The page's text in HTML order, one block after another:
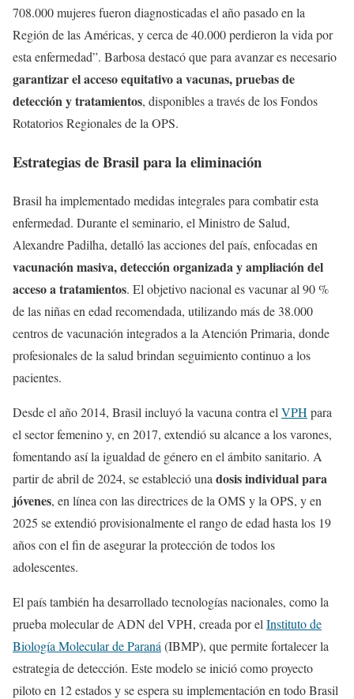
708.000 mujeres fueron diagnosticadas el año pasado en la
Región de las Américas, y cerca de 40.000 perdieron la vida por
esta enfermedad”. Barbosa destacó que para avanzar es necesario
garantizar el acceso equitativo a vacunas, pruebas de
detección y tratamientos, disponibles a través de los Fondos
Rotatorios Regionales de la OPS.
Estrategias de Brasil para la eliminación
Brasil ha implementado medidas integrales para combatir esta
enfermedad. Durante el seminario, el Ministro de Salud,
Alexandre Padilha, detalló las acciones del país, enfocadas en
vacunación masiva, detección organizada y ampliación del
acceso a tratamientos. El objetivo nacional es vacunar al 90 %
de las niñas en edad recomendada, utilizando más de 38.000
centros de vacunación integrados a la Atención Primaria, donde
profesionales de la salud brindan seguimiento continuo a los
pacientes.
Desde el año 2014, Brasil incluyó la vacuna contra el VPH para
el sector femenino y, en 2017, extendió su alcance a los varones,
fomentando así la igualdad de género en el ámbito sanitario. A
partir de abril de 2024, se estableció una dosis individual para
jóvenes, en línea con las directrices de la OMS y la OPS, y en
2025 se extendió provisionalmente el rango de edad hasta los 19
años con el fin de asegurar la protección de todos los
adolescentes.
El país también ha desarrollado tecnologías nacionales, como la
prueba molecular de ADN del VPH, creada por el Instituto de
Biología Molecular de Paraná (IBMP), que permite fortalecer la
estrategia de detección. Este modelo se inició como proyecto
piloto en 12 estados y se espera su implementación en todo Brasil